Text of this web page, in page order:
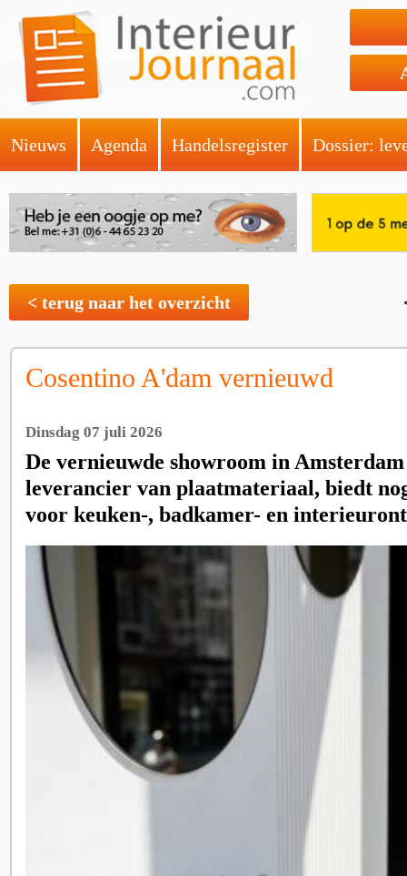
Nieuws Agenda Handelsregister Dossier:
< terug naar het overzicht
Cosentino A'dam vernieuwd
Dinsdag 07 juli 2026
De vernieuwde showroom in
leverancier van plaatmateriaal, biedt
voor keuken-, badkamer- en